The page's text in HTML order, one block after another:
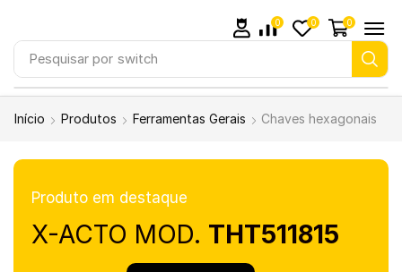
Pesquisar por switch
0 0 0
Início Produtos Ferramentas Gerais Chaves hexagonais
Produto em destaque
X-ACTO MOD. THT511815